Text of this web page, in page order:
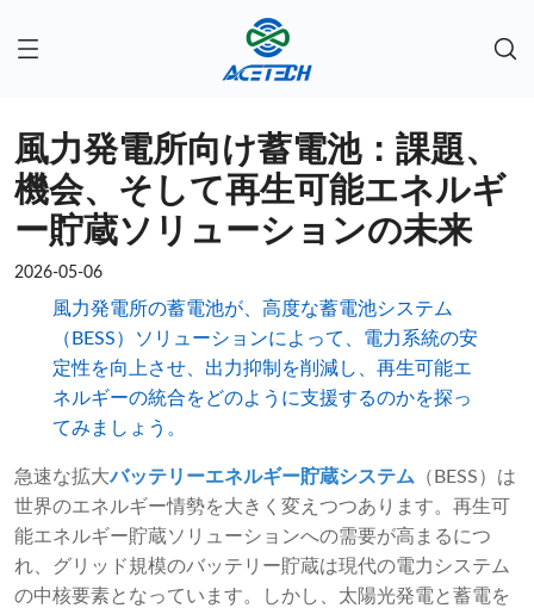
風力発電所向け蓄電池：課題、
機会、そして再生可能エネルギ
ー貯蔵ソリューションの未来
2026-05-06
風力発電所の蓄電池が、高度な蓄電池システム
（BESS）ソリューションによって、電力系統の安
定性を向上させ、出力抑制を削減し、再生可能エ
ネルギーの統合をどのように支援するのかを探っ
てみましょう。
急速な拡大バッテリーエネルギー貯蔵システム （BESS）は
世界のエネルギー情勢を大きく変えつつあります。再生可
能エネルギー貯蔵ソリューションへの需要が高まるにつ
れ、グリッド規模のバッテリー貯蔵は現代の電力システム
の中核要素となっています。しかし、太陽光発電と蓄電を